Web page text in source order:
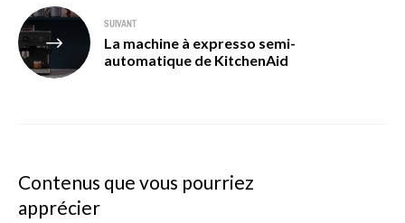
SUIVANT
La machine à expresso semi-
automatique de KitchenAid
Contenus que vous pourriez
apprécier